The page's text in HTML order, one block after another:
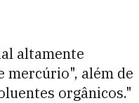
altamente
mercúrio", além de
orgânicos."